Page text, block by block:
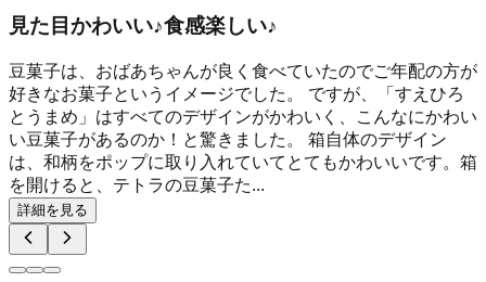
見た目かわいい♪食感楽しい♪
豆菓子は、おばあちゃんが良く食べていたのでご年配の方が
好きなお菓子というイメージでした。 ですが、「すえひろ
とうまめ」はすべてのデザインがかわいく、こんなにかわい
い豆菓子があるのか！と驚きました。 箱自体のデザイン
は、和柄をポップに取り入れていてとてもかわいいです。箱
を開けると、テトラの豆菓子た...
詳細を見る